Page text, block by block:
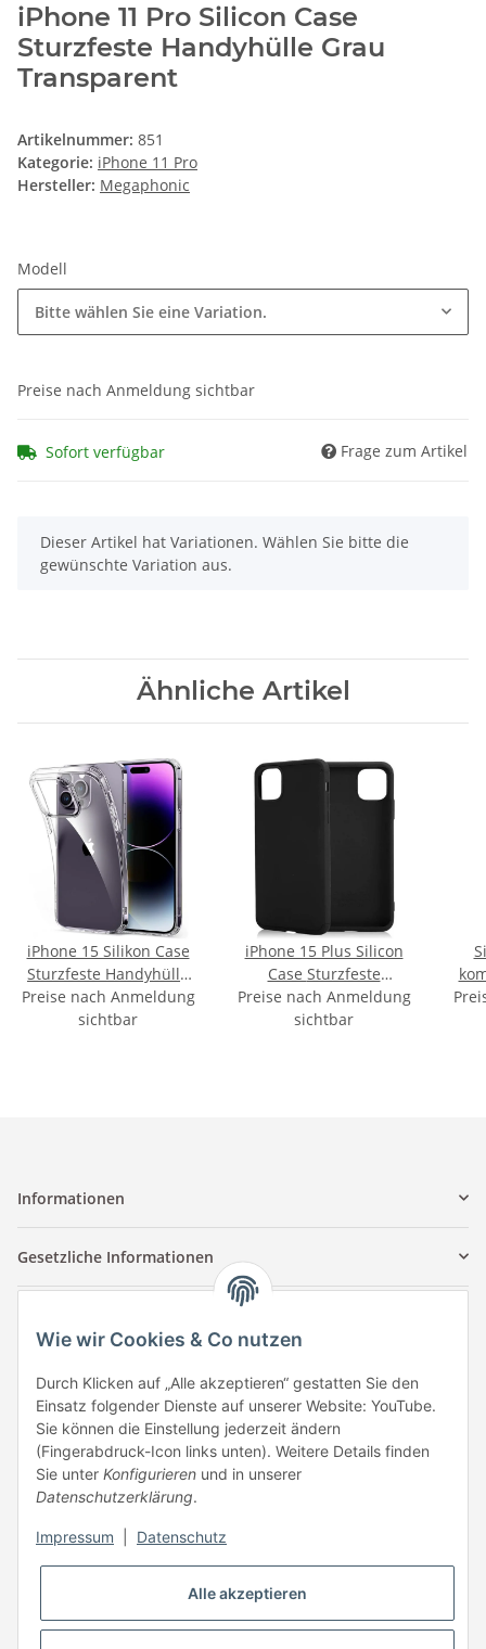
iPhone 11 Pro Silicon Case
Sturzfeste Handyhülle Grau
Transparent
Artikelnummer: 851
Kategorie: iPhone 11 Pro
Hersteller: Megaphonic
Modell
Bitte wählen Sie eine Variation.
Preise nach Anmeldung sichtbar
Sofort verfügbar Frage zum Artikel
x
Dieser Artikel hat Variationen. Wählen Sie bitte die
gewünschte Variation aus.
Ähnliche Artikel
iPhone 15 Silikon Case
Sturzfeste Handyhülle
Transparent
Preise nach Anmeldung
sichtbar
iPhone 15 Plus Silicon
Case Sturzfeste
Handyhülle Schwarz
Preise nach Anmeldung
sichtbar
Informationen
Gesetzliche Informationen
Tuccar GmbH
Raum A-123
Anton-Kux-Str.2
41460 Neuss
E-Mail: info @ megaphonic.de
Kundenservice
Mo - Fr 10:00 - 18:00
Mail: info @ megaphonic.de
Wie wir Cookies & Co nutzen
Durch Klicken auf „Alle akzeptieren“ gestatten Sie den
Einsatz folgender Dienste auf unserer Website: YouTube.
Sie können die Einstellung jederzeit ändern
(Fingerabdruck-Icon links unten). Weitere Details finden
Sie unter Konfigurieren und in unserer
Datenschutzerklärung.
Impressum Datenschutz
Alle akzeptieren